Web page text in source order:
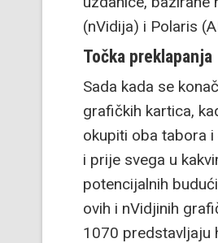
(nVidija) i Polaris
Točka preklapanja
Sada kada se
grafičkih kartica,
okupiti oba tabora
i prije svega u
potencijalnih
ovih i nVidjinih
1070 predstavljaju